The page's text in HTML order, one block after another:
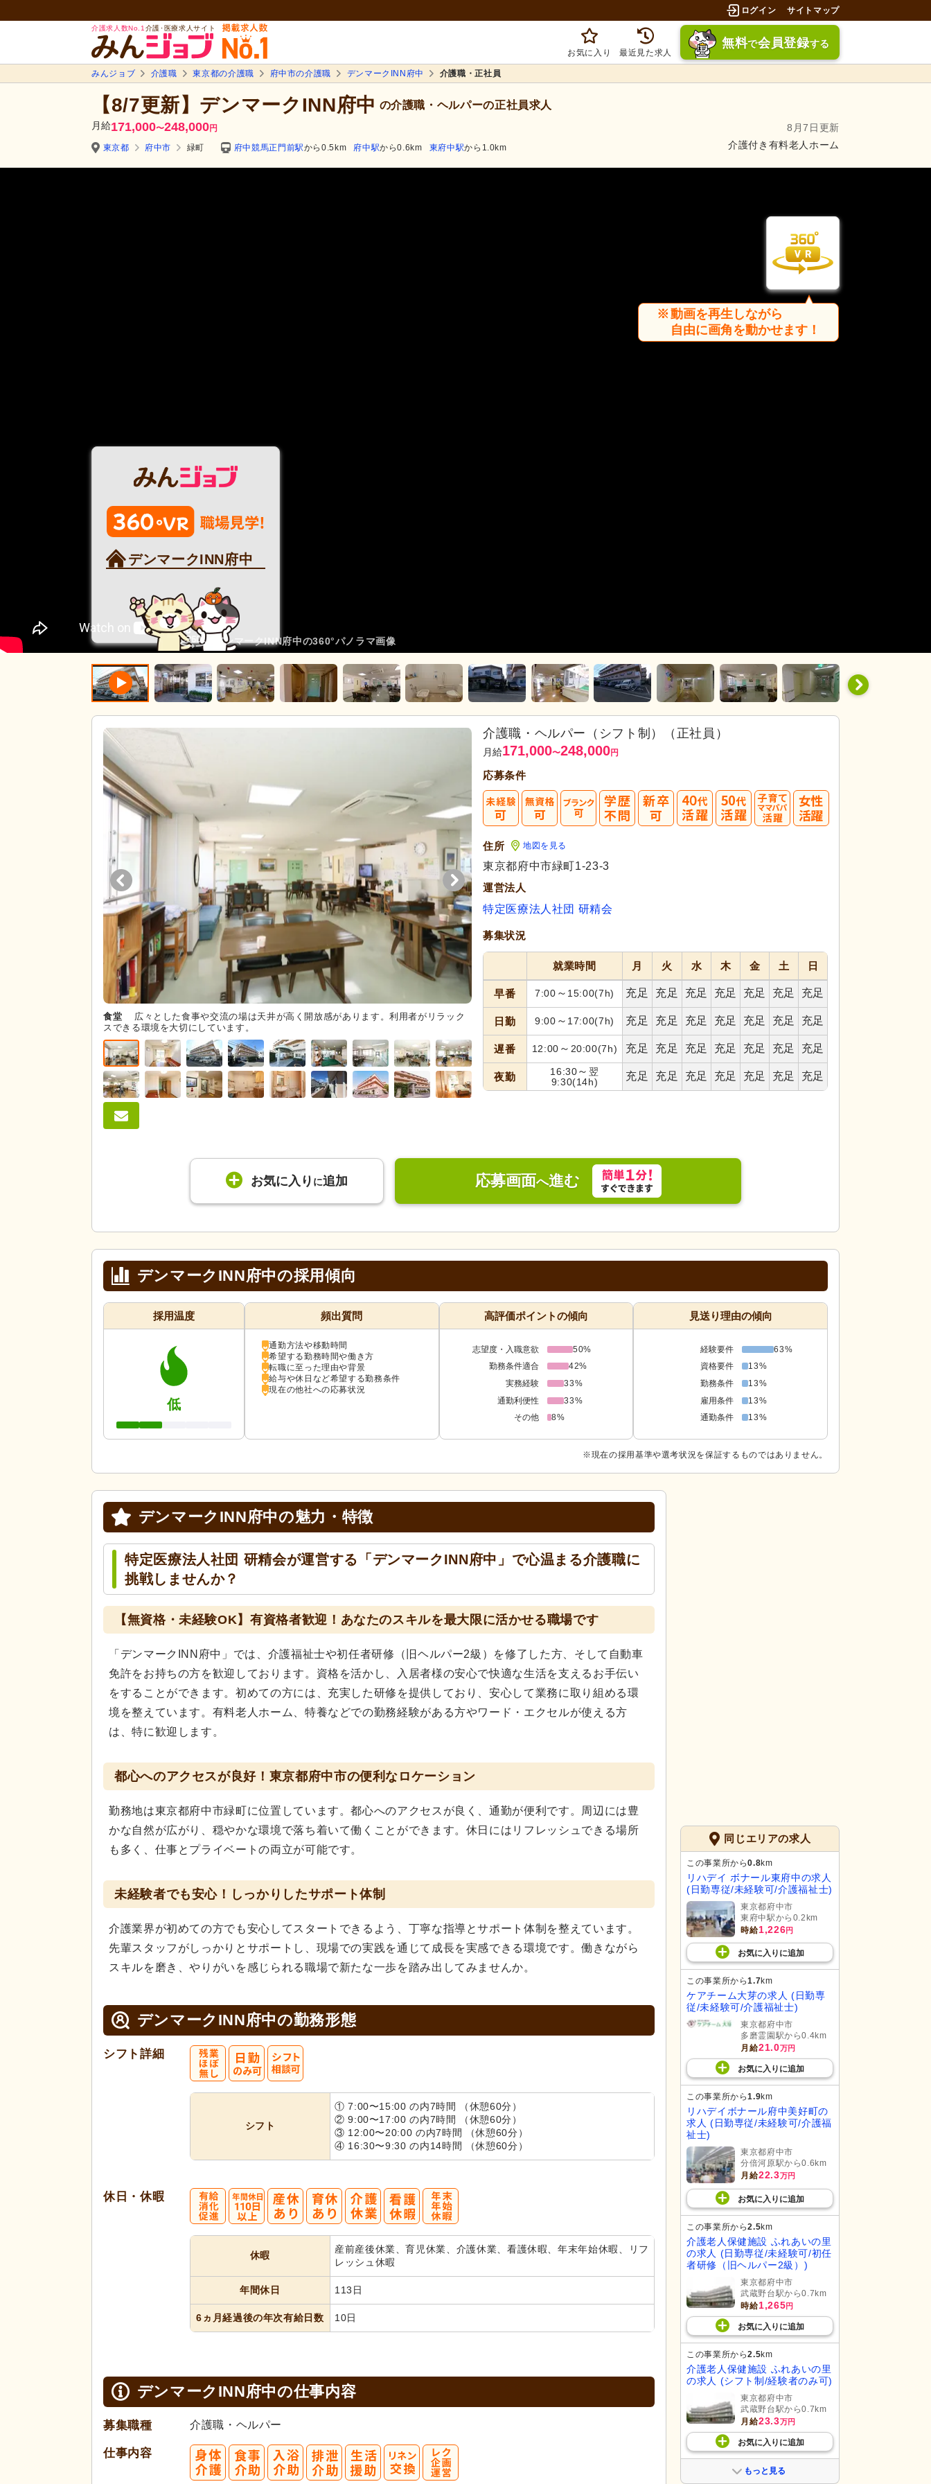
ログイン サイトマップ
介護求人数No.1 介護･医療求人サイト
お気に入り 最近見た求人
無料で会員登録する
みんジョブ 介護職 東京都の介護職 府中市の介護職 デンマークINN府中 介護職・正社員
【8/7更新】デンマークINN府中 の介護職・ヘルパーの正社員求人
月給171,000〜248,000円
8月7日更新
介護付き有料老人ホーム
東京都 府中市 緑町 府中競馬正門前駅から0.5km 府中駅から0.6km 東府中駅から1.0km
デンマークINN府中
動画を再生しながら
自由に画角を動かせます！
デンマークINN府中の360°パノラマ画像
食堂
広々とした食事や交流の場は天井が高く開放感があります。利用者がリラック
スできる環境を大切にしています。
窓からの日差しが心地よい居室です。ベッド周りには必要な設備が整っていま
介護職・ヘルパー（シフト制）（正社員）
月給171,000〜248,000円
応募条件
住所 地図を見る
東京都府中市緑町1-23-3
運営法人
特定医療法人社団 研精会
募集状況
就業時間 月 火 水 木 金 土 日
早番 7:00 ～ 15:00(7h) 充足 充足 充足 充足 充足 充足 充足
日勤 9:00 ～ 17:00(7h) 充足 充足 充足 充足 充足 充足 充足
遅番 12:00 ～ 20:00(7h) 充足 充足 充足 充足 充足 充足 充足
夜勤 16:30～ 翌
9:30(14h) 充足 充足 充足 充足 充足 充足 充足
お気に入り に追加 応募画面へ進む
デンマークINN府中の採用傾向
採用温度
低
頻出質問
通勤方法や移動時間
希望する勤務時間や働き方
転職に至った理由や背景
給与や休日など希望する勤務条件
現在の他社への応募状況
高評価ポイントの傾向
志望度・入職意欲
50%
勤務条件適合
42%
実務経験
33%
通勤利便性
33%
その他
8%
見送り理由の傾向
経験要件
63%
資格要件
13%
勤務条件
13%
雇用条件
13%
通勤条件
13%
※現在の採用基準や選考状況を保証するものではありません。
デンマークINN府中の魅力・特徴
特定医療法人社団 研精会が運営する「デンマークINN府中」で心温まる介護職に
挑戦しませんか？
【無資格・未経験OK】有資格者歓迎！あなたのスキルを最大限に活かせる職場です
「デンマークINN府中」では、介護福祉士や初任者研修（旧ヘルパー2級）を修了した方、そして自動車
免許をお持ちの方を歓迎しております。資格を活かし、入居者様の安心で快適な生活を支えるお手伝い
をすることができます。初めての方には、充実した研修を提供しており、安心して業務に取り組める環
境を整えています。有料老人ホーム、特養などでの勤務経験がある方やワード・エクセルが使える方
は、特に歓迎します。
都心へのアクセスが良好！東京都府中市の便利なロケーション
勤務地は東京都府中市緑町に位置しています。都心へのアクセスが良く、通勤が便利です。周辺には豊
かな自然が広がり、穏やかな環境で落ち着いて働くことができます。休日にはリフレッシュできる場所
も多く、仕事とプライベートの両立が可能です。
未経験者でも安心！しっかりしたサポート体制
介護業界が初めての方でも安心してスタートできるよう、丁寧な指導とサポート体制を整えています。
先輩スタッフがしっかりとサポートし、現場での実践を通じて成長を実感できる環境です。働きながら
スキルを磨き、やりがいを感じられる職場で新たな一歩を踏み出してみませんか。
デンマークINN府中の勤務形態
シフト詳細
シフト
① 7:00〜15:00 の内7時間 （休憩60分）
② 9:00〜17:00 の内7時間 （休憩60分）
③ 12:00〜20:00 の内7時間 （休憩60分）
④ 16:30〜9:30 の内14時間 （休憩60分）
休日・休暇
休暇
産前産後休業、育児休業、介護休業、看護休暇、年末年始休暇、リフ
レッシュ休暇
年間休日 113日
6ヵ月経過後の年次有給日数 10日
デンマークINN府中の仕事内容
募集職種 介護職・ヘルパー
仕事内容
同じエリアの求人
この事業所から0.8km
リハデイ ボナール東府中の求人
(日勤専従/未経験可/介護福祉士)
東京都府中市
東府中駅から0.2km
時給1,226円
お気に入り に追加
この事業所から1.7km
ケアチーム大芽の求人 (日勤専
従/未経験可/介護福祉士)
東京都府中市
多磨霊園駅から0.4km
月給21.0万円
お気に入り に追加
この事業所から1.9km
リハデイボナール府中美好町の
求人 (日勤専従/未経験可/介護福
祉士)
東京都府中市
分倍河原駅から0.6km
月給22.3万円
お気に入り に追加
この事業所から2.5km
介護老人保健施設 ふれあいの里
の求人 (日勤専従/未経験可/初任
者研修（旧ヘルパー2級）)
東京都府中市
武蔵野台駅から0.7km
時給1,265円
お気に入り に追加
この事業所から2.5km
介護老人保健施設 ふれあいの里
の求人 (シフト制/経験者のみ可)
東京都府中市
武蔵野台駅から0.7km
月給23.3万円
お気に入り に追加
もっと見る